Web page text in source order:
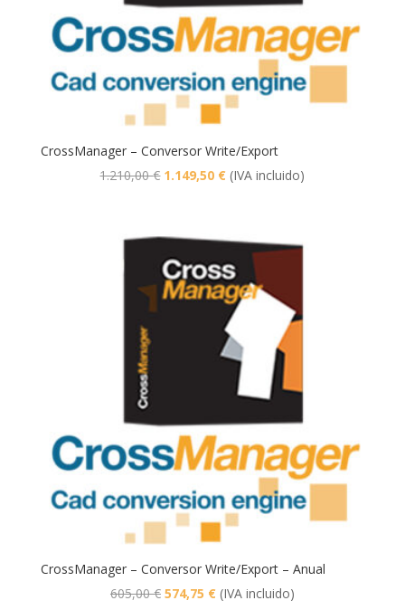
CrossManager – Conversor Write/Export
1.210,00€ El
era:
1.210,00 €.
1.149,50 €El
es:
1.149,50 €.
(IVA incluido)
CrossManager – Conversor Write/Export – Anual
605,00€ El
574,75 €El(IVA incluido)